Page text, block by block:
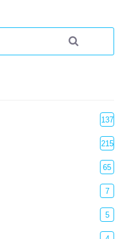
137
215
65
7
5